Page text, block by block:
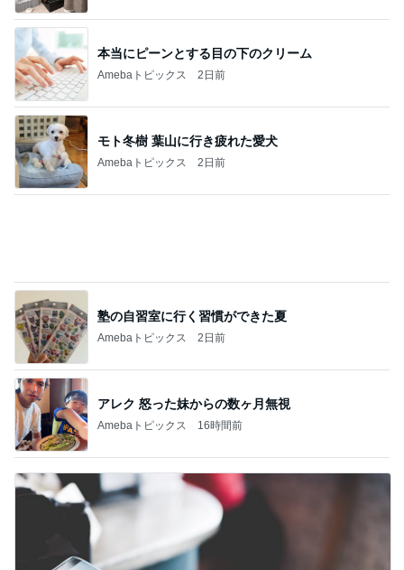
Amebaトピックス
記事を読む
リハで泣き目が腫れた発表会当日
Amebaトピックス 2日前
クロ あどけないツインテール姿の娘
Amebaトピックス 2日前